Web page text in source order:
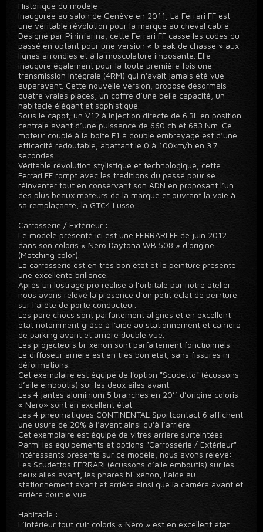
Historique du modèle :
Inaugurée au salon de Genève en 2011, La Ferrari FF est
une véritable révolution pour la marque au cheval cabré.
Designé par Pininfarina, cette Ferrari FF casse les codes du
passé en optant pour une version « break de chasse » aux
lignes arrondies et à la musculature imposante. Elle
inaugure également pour la toute première fois une
transmission intégrale (4RM) qui n'avait jamais été vue
auparavant. Cette nouvelle version, propose désormais
quatre vraies places, un coffre d’une belle capacité, un
habitacle élégant et sophistiqué.
Sous le capot, un V12 à injection directe de 6.3L en position
centrale avant d’une puissance de 660 ch et 683 Nm. Ce
moteur couplé à la boîte F1 à double embrayage est d’une
efficacité redoutable, abattant le 0 à 100km/h en 3.7
secondes.
Véritable révolution stylistique et technologique, cette
Ferrari FF rompt avec les traditions du passé pour se
réinventer tout en conservant son ADN en proposant l’un
des plus beaux moteurs de la marque et ouvrant la voie à
sa remplaçante, la GTC4 Lusso.
Carrosserie / Extérieur :
Le modèle présenté ici est une FERRARI FF de juin 2012
dans son coloris « Nero Daytona WB 508 » d'origine
(Matching color).
La carrosserie est en très bon état et la peinture présente
une excellente brillance.
Après un lustrage pro réalisé à l’orbitale par notre atelier
nous avons relevé la présence d’un petit éclat de peinture
sur l’arête de porte conducteur.
Les pare chocs sont parfaitement alignés et en excellent
état notamment grâce à l'aide au stationnement et caméra
de parking avant et arrière double vue.
Les projecteurs bi-xénon sont parfaitement fonctionnels.
Le diffuseur arrière est en très bon état, sans fissures ni
déformations.
Cet exemplaire est équipé de l'option "Scudetto" (écussons
d’aile emboutis) sur les deux ailes avant.
Les 4 jantes aluminium 5 branches en 20’’ d’origine coloris
« Nero» sont en excellent état.
Les 4 pneumatiques CONTINENTAL Sportcontact 6 affichent
une usure de 20% à l’avant ainsi qu'à l’arrière.
Cet exemplaire est équipé de vitres arrière surteintées.
Parmi les équipements et options "Carrosserie / Extérieur"
intéressants présents sur ce modèle, nous avons relevé:
Les Scudettos FERRARI (écussons d’aile emboutis) sur les
deux ailes avant, les phares bi-xénon, l’aide au
stationnement avant et arrière ainsi que la caméra avant et
arrière double vue.
Habitacle :
L’intérieur tout cuir coloris « Nero » est en excellent état